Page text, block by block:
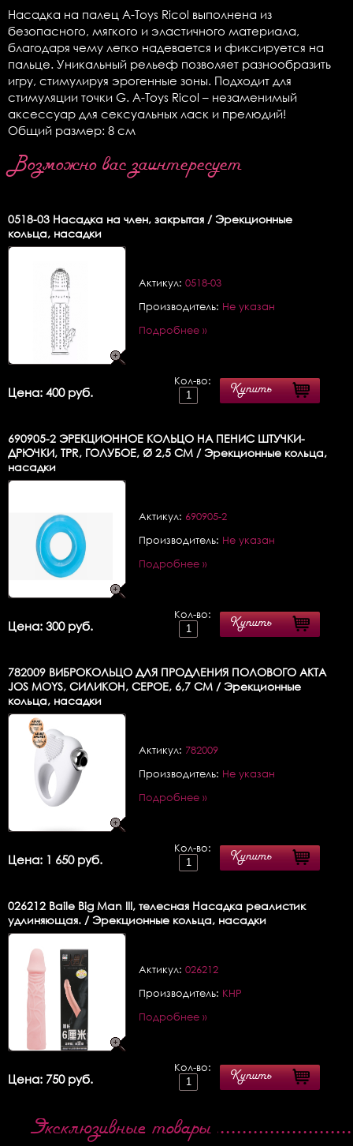
Насадка на палец A-Toys Ricol выполнена из
безопасного, мягкого и эластичного материала,
благодаря чему легко надевается и фиксируется на
пальце. Уникальный рельеф позволяет разнообразить
игру, стимулируя эрогенные зоны. Подходит для
стимуляции точки G. A-Toys Ricol – незаменимый
аксессуар для сексуальных ласк и прелюдий!
Общий размер: 8 см
Возможно вас заинтересует
0518-03 Насадка на член, закрытая / Эрекционные
кольца, насадки
Актикул: 0518-03
Производитель: Не указан
Подробнее »
Цена: 400 руб.
Кол-во:
Купить
690905-2 ЭРЕКЦИОННОЕ КОЛЬЦО НА ПЕНИС ШТУЧКИ-
ДРЮЧКИ, TPR, ГОЛУБОЕ, Ø 2,5 СМ / Эрекционные кольца,
насадки
Актикул: 690905-2
Производитель: Не указан
Подробнее »
Цена: 300 руб.
Кол-во:
Купить
782009 ВИБРОКОЛЬЦО ДЛЯ ПРОДЛЕНИЯ ПОЛОВОГО АКТА
JOS MOYS, СИЛИКОН, СЕРОЕ, 6,7 СМ / Эрекционные
кольца, насадки
Актикул: 782009
Производитель: Не указан
Подробнее »
Цена: 1 650 руб.
Кол-во:
Купить
026212 Baile Big Man III, телесная Насадка реалистик
удлиняющая. / Эрекционные кольца, насадки
Актикул: 026212
Производитель: КНР
Подробнее »
Цена: 750 руб.
Кол-во:
Купить
Эксклюзивные товары